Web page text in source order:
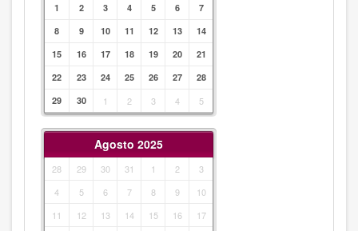
1 2 3 4 5 6
7
8
9 10 11 12 13
14
15
16 17 18 19 20
21
22
23 24 25 26 27
28
29
30 1 2 3 4 5
Agosto 2025
28 29 30 31 1 2
3
4
5 6 7 8 9
10
11
12 13 14 15 16
17